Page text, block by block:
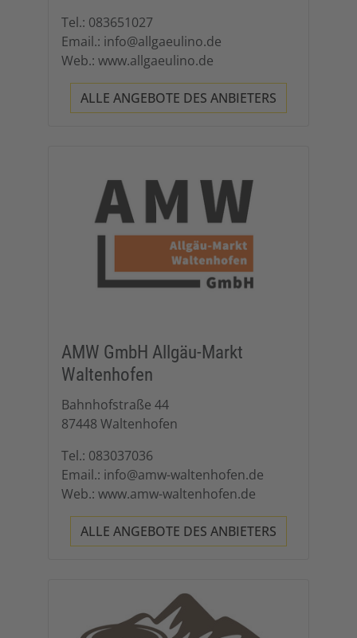
Tel.: 083651027
Email.: info@allgaeulino.de
Web.: www.allgaeulino.de
ALLE ANGEBOTE DES ANBIETERS
AMW GmbH Allgäu-Markt
Waltenhofen
Bahnhofstraße 44
87448 Waltenhofen
Tel.: 083037036
Email.: info@amw-waltenhofen.de
Web.: www.amw-waltenhofen.de
ALLE ANGEBOTE DES ANBIETERS